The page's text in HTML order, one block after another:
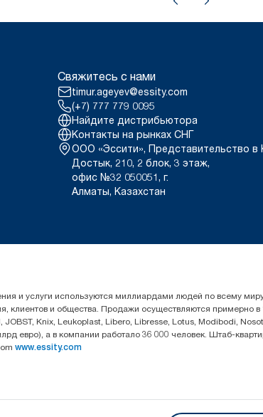
Свяжитесь с нами
timur.ageyev@essity.com
(+7) 777 779 0095
Найдите дистрибьютора
Контакты на рынках СНГ
ООО «Эссити», Представительство в
Достык, 210, 2 блок, 3 этаж,
офис №32 050051, г.
Алматы, Казахстан
и услуги используются миллиардами людей по всему
клиентов и общества. Продажи осуществляются примерно в
Knix, Leukoplast, Libero, Libresse, Lotus, Modibodi,
евро), а в компании работало 36 000 человек. Штаб-
www.essity.com